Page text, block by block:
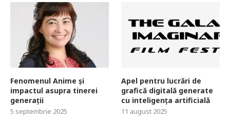
Fenomenul Anime și
impactul asupra tinerei
generații
5 septembrie 2025
Apel pentru lucrări de
grafică digitală generate
cu inteligența artificială
11 august 2025